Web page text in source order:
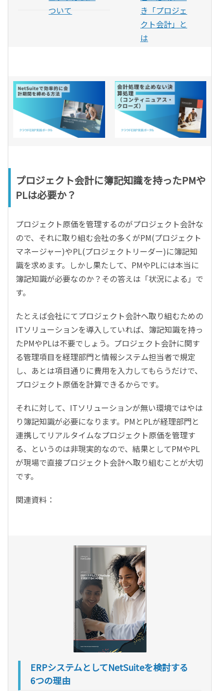
ついて
き「プロジェ
クト会計」と
は
プロジェクト会計に簿記知識を持ったPMや
PLは必要か？
プロジェクト原価を管理するのがプロジェクト会計な
ので、それに取り組む会社の多くがPM(プロジェクト
マネージャー)やPL(プロジェクトリーダー)に簿記知
識を求めます。しかし果たして、PMやPLには本当に
簿記知識が必要なのか？その答えは「状況による」で
す。
たとえば会社にてプロジェクト会計へ取り組むための
ITソリューションを導入していれば、簿記知識を持っ
たPMやPLは不要でしょう。プロジェクト会計に関す
る管理項目を経理部門と情報システム担当者で規定
し、あとは項目通りに費用を入力してもらうだけで、
プロジェクト原価を計算できるからです。
それに対して、ITソリューションが無い環境ではやは
り簿記知識が必要になります。PMとPLが経理部門と
連携してリアルタイムなプロジェクト原価を管理す
る、というのは非現実的なので、結果としてPMやPL
が現場で直接プロジェクト会計へ取り組むことが大切
です。
関連資料：
ERPシステムとしてNetSuiteを検討する
6つの理由